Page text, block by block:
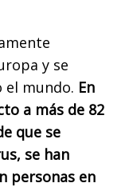
y se
mundo. En
a más de 82
que se
se han
personas en